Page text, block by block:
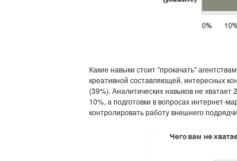
Какие навыки стоит "прокачать"
креативной составляющей, интересных
(39%). Аналитических навыков не
10%, а подготовки в вопросах интернет-
контролировать работу внешнего